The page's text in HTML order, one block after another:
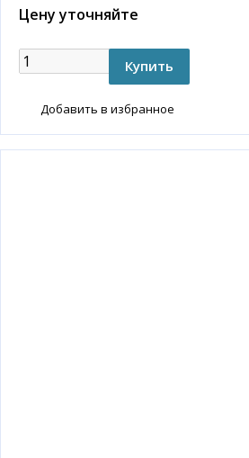
Цену уточняйте
Добавить в избранное